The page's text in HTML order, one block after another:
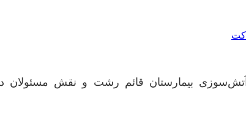
بیمارستان قائم رشت و نقش مسئولان